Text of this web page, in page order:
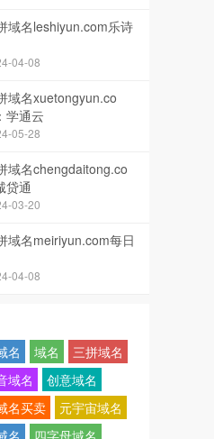
域名leshiyun.com乐诗
04-08
域名xuetongyun.co
学通云
05-28
域名chengdaitong.co
贷通
03-20
域名meiriyun.com每日
04-08
名 域名
三拼域名
域名
创意域名
名买卖
元宇宙域名
名 四字母域名